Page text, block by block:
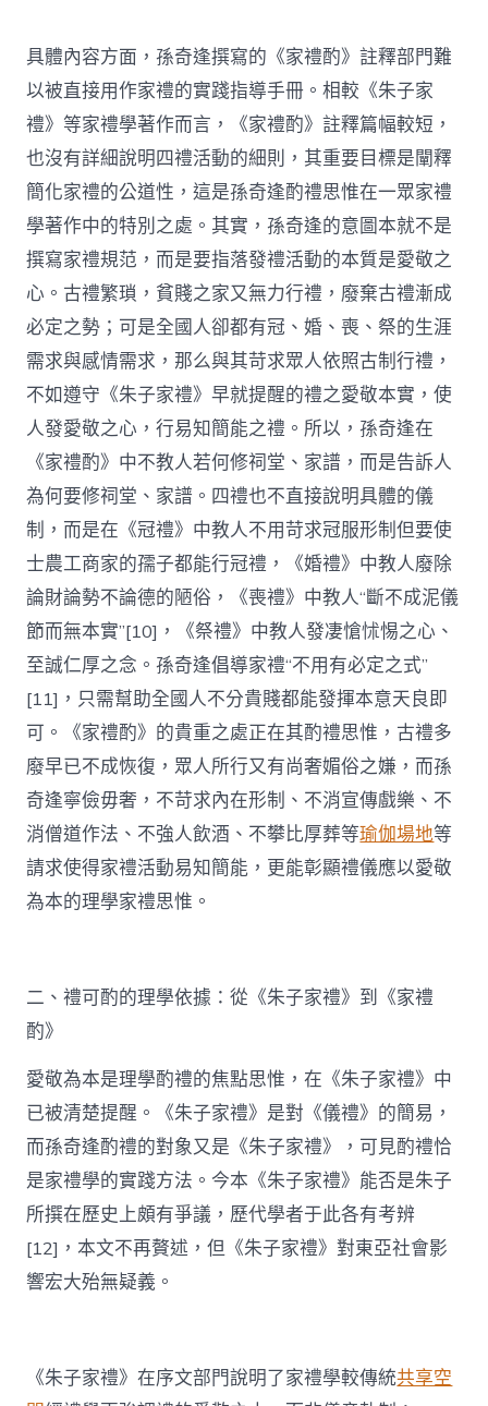
具體內容方面，孫奇逢撰寫的《家禮酌》註釋部門難
以被直接用作家禮的實踐指導手冊。相較《朱子家
禮》等家禮學著作而言，《家禮酌》註釋篇幅較短，
也沒有詳細說明四禮活動的細則，其重要目標是闡釋
簡化家禮的公道性，這是孫奇逢酌禮思惟在一眾家禮
學著作中的特別之處。其實，孫奇逢的意圖本就不是
撰寫家禮規范，而是要指落發禮活動的本質是愛敬之
心。古禮繁瑣，貧賤之家又無力行禮，廢棄古禮漸成
必定之勢；可是全國人卻都有冠、婚、喪、祭的生涯
需求與感情需求，那么與其苛求眾人依照古制行禮，
不如遵守《朱子家禮》早就提醒的禮之愛敬本實，使
人發愛敬之心，行易知簡能之禮。所以，孫奇逢在
《家禮酌》中不教人若何修祠堂、家譜，而是告訴人
為何要修祠堂、家譜。四禮也不直接說明具體的儀
制，而是在《冠禮》中教人不用苛求冠服形制但要使
士農工商家的孺子都能行冠禮，《婚禮》中教人廢除
論財論勢不論德的陋俗，《喪禮》中教人“斷不成泥儀
節而無本實”[10]，《祭禮》中教人發凄愴怵惕之心、
至誠仁厚之念。孫奇逢倡導家禮“不用有必定之式”
[11]，只需幫助全國人不分貴賤都能發揮本意天良即
可。《家禮酌》的貴重之處正在其酌禮思惟，古禮多
廢早已不成恢復，眾人所行又有尚奢媚俗之嫌，而孫
奇逢寧儉毋奢，不苛求內在形制、不消宣傳戲樂、不
消僧道作法、不強人飲酒、不攀比厚葬等瑜伽場地等
請求使得家禮活動易知簡能，更能彰顯禮儀應以愛敬
為本的理學家禮思惟。
二、禮可酌的理學依據：從《朱子家禮》到《家禮
酌》
愛敬為本是理學酌禮的焦點思惟，在《朱子家禮》中
已被清楚提醒。《朱子家禮》是對《儀禮》的簡易，
而孫奇逢酌禮的對象又是《朱子家禮》，可見酌禮恰
是家禮學的實踐方法。今本《朱子家禮》能否是朱子
所撰在歷史上頗有爭議，歷代學者于此各有考辨
[12]，本文不再贅述，但《朱子家禮》對東亞社會影
響宏大殆無疑義。
《朱子家禮》在序文部門說明了家禮學較傳統共享空